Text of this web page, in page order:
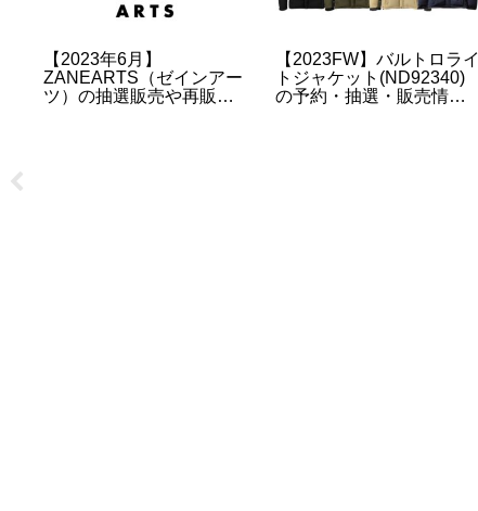
【2023年6月】
ZANEARTS（ゼインアー
ツ）の抽選販売や再販に
【2023FW】バルトロライ
トジャケット(ND92340)
の予約・抽選・販売情報